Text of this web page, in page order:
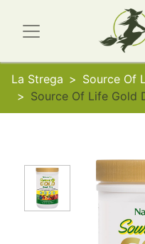
La Strega
Source Of
Source Of Life Gold